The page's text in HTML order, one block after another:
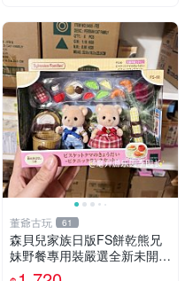
董爺古玩 61
森貝兒家族日版FS餅乾熊兄
妹野餐專用裝嚴選全新未開
封，包含兩組大童款紙盒裝，